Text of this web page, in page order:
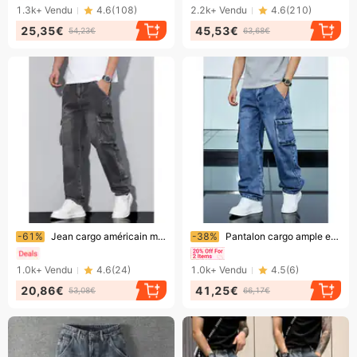
2.2k+ Vendu 4.6(210)
45,53€ 63,68€
1.3k+ Vendu 4.6(108)
25,35€ 54,23€
Bientôt la fin !
-38% Pantalon cargo ample et décontracté pour homme, coupe droite, style européen-américain polyvalent
1.0k+ Vendu 4.5(6)
41,25€ 66,17€
Bientôt la fin !
-61% Jean cargo américain multipoches pour homme, coupe droite et ample, noir et gris, tissu épais, tendance, jambes larges.
1.0k+ Vendu 4.6(24)
20,86€ 53,08€